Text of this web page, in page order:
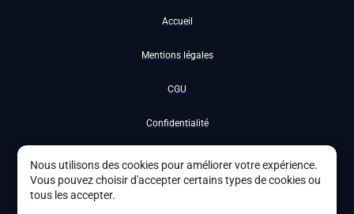
Accueil
Mentions légales
CGU
Confidentialité
Nous utilisons des cookies pour améliorer votre expérience.
Vous pouvez choisir d'accepter certains types de cookies ou
tous les accepter.